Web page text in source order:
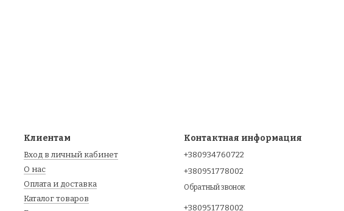
Клиентам
Вход в личный кабинет
О нас
Оплата и доставка
Каталог товаров
Контактная информация
+380934760722
+380951778002
Обратный звонок
+380951778002